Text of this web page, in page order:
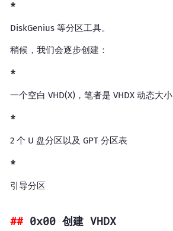
DiskGenius 等分区工具。
稍候，我们会逐步创建：
一个空白 VHD(X)，笔者是 VHDX 动态大小
2 个 U 盘分区以及 GPT 分区表
引导分区
0x00 创建 VHDX